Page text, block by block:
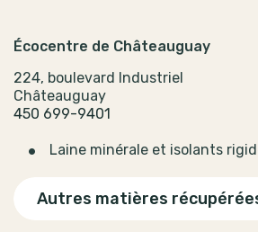
Écocentre de Châteauguay
224, boulevard Industriel
Châteauguay
450 699-9401
Laine minérale et isolants
Autres matières